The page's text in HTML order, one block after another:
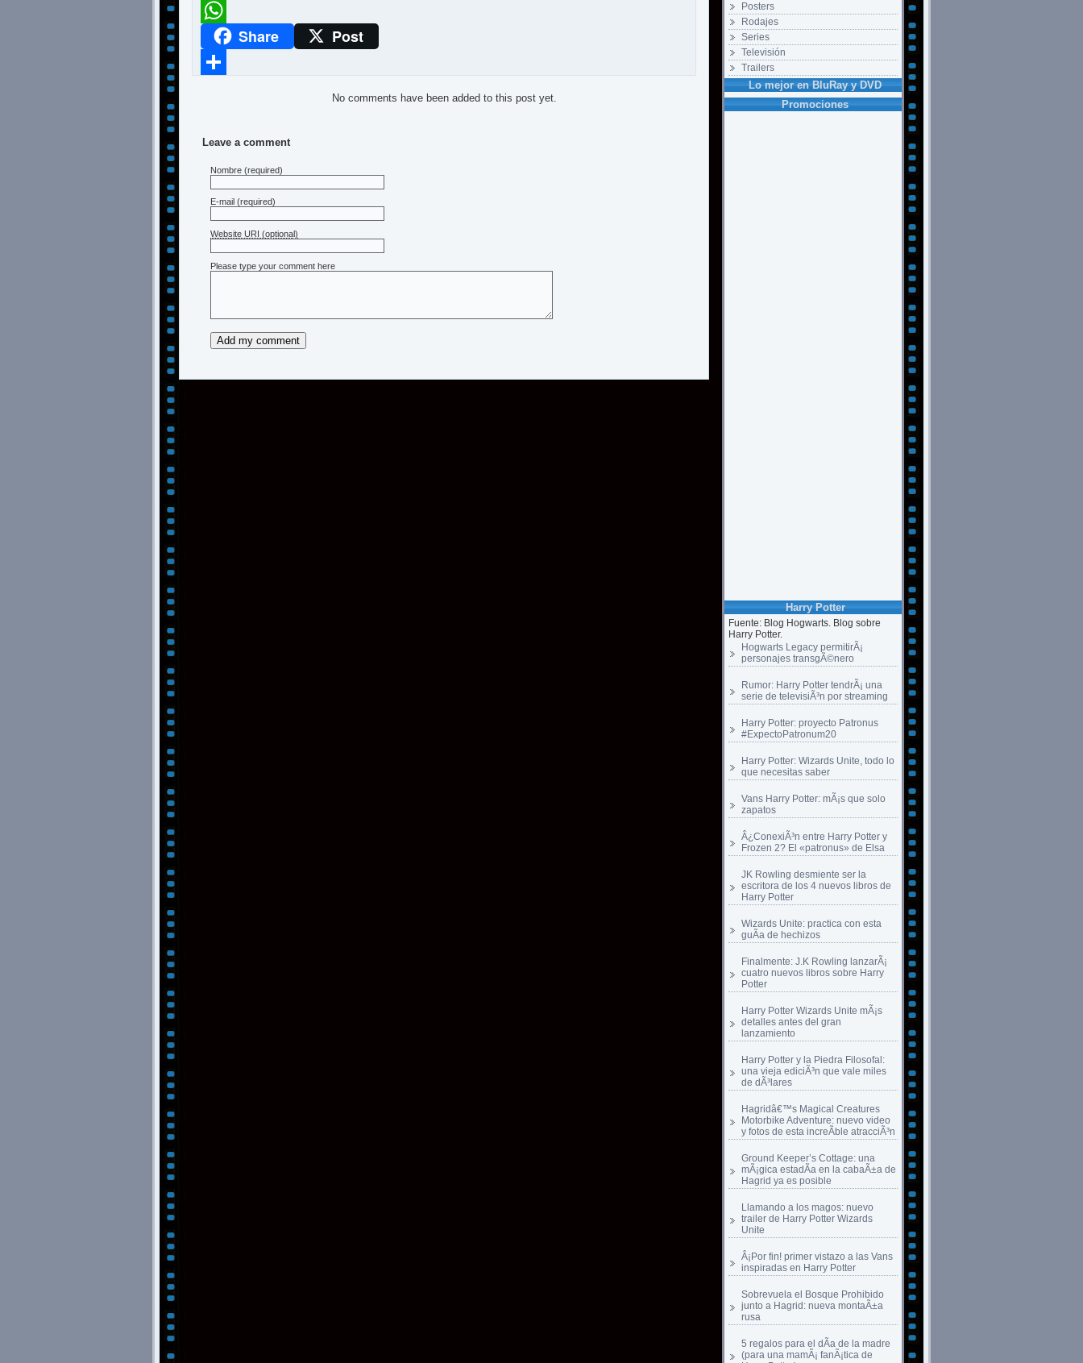
Posters
Rodajes
Series
Televisión
Trailers
Lo mejor en BluRay y DVD
Promociones
Harry Potter
Fuente: Blog Hogwarts. Blog sobre
Harry Potter.
Hogwarts Legacy permitirÃ¡
personajes transgÃ©nero
Rumor: Harry Potter tendrÃ¡ una
serie de televisiÃ³n por streaming
Harry Potter: proyecto Patronus
#ExpectoPatronum20
Harry Potter: Wizards Unite, todo lo
que necesitas saber
Vans Harry Potter: mÃ¡s que solo
zapatos
Â¿ConexiÃ³n entre Harry Potter y
Frozen 2? El «patronus» de Elsa
JK Rowling desmiente ser la
escritora de los 4 nuevos libros de
Harry Potter
Wizards Unite: practica con esta
guÃ­a de hechizos
Finalmente: J.K Rowling lanzarÃ¡
cuatro nuevos libros sobre Harry
Potter
Harry Potter Wizards Unite mÃ¡s
detalles antes del gran
lanzamiento
Harry Potter y la Piedra Filosofal:
una vieja ediciÃ³n que vale miles
de dÃ³lares
Hagridâ€™s Magical Creatures
Motorbike Adventure: nuevo video
y fotos de esta increÃ­ble atracciÃ³n
Ground Keeper’s Cottage: una
mÃ¡gica estadÃ­a en la cabaÃ±a de
Hagrid ya es posible
Llamando a los magos: nuevo
trailer de Harry Potter Wizards
Unite
Â¡Por fin! primer vistazo a las Vans
inspiradas en Harry Potter
Sobrevuela el Bosque Prohibido
junto a Hagrid: nueva montaÃ±a
rusa
5 regalos para el dÃ­a de la madre
(para una mamÃ¡ fanÃ¡tica de
Meneame
WhatsAppShare Post
No comments have been added to this post yet.
Leave a comment
Nombre (required)
E-mail (required)
Website URI (optional)
Please type your comment here